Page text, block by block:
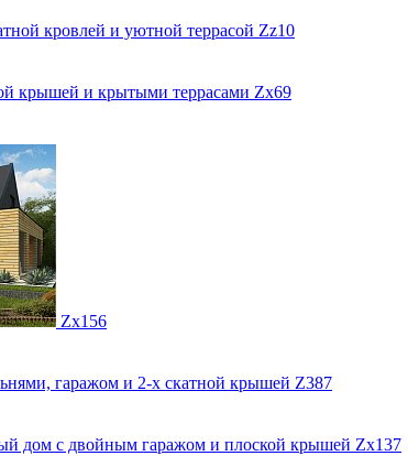
Zz10
Zx69
Zx156
Z387
Zx137